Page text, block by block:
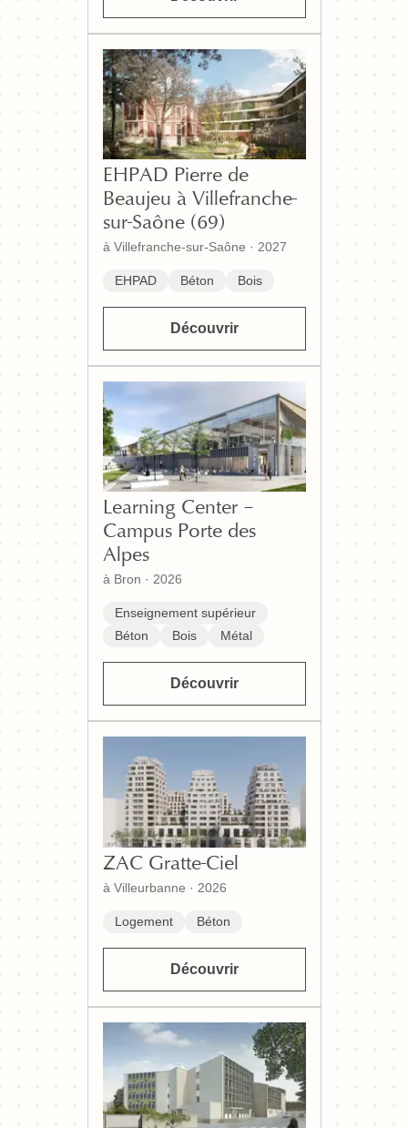
EHPAD Pierre de
Beaujeu à Villefranche-
sur-Saône (69)
à Villefranche-sur-Saône · 2027
EHPAD Béton Bois
Découvrir
Learning Center –
Campus Porte des
Alpes
à Bron · 2026
Enseignement supérieur
Béton
Bois Métal
Découvrir
ZAC Gratte-Ciel
à Villeurbanne · 2026
Logement Béton
Découvrir